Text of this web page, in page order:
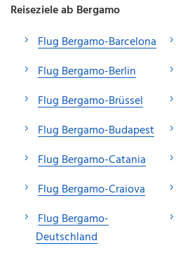
Reiseziele ab Bergamo
Flug Bergamo-Barcelona
Flug Bergamo-Berlin
Flug Bergamo-Brüssel
Flug Bergamo-Budapest
Flug Bergamo-Catania
Flug Bergamo-Craiova
Flug Bergamo-
Deutschland